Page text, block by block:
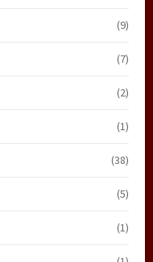
(9)
(7)
(2)
(1)
(38)
(5)
(1)